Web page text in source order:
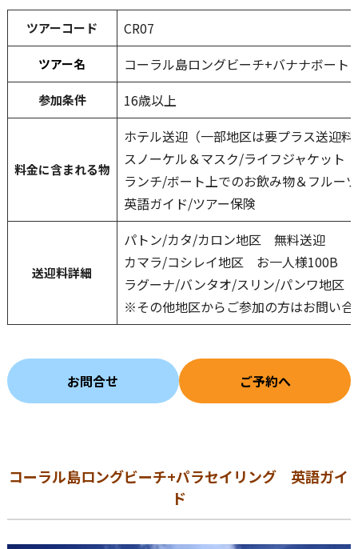
ツアーコード CR07
ツアー名 コーラル島ロングビーチ+バナナボート
参加条件 16歳以上
料金に含まれる物
ホテル送迎（一部地区は要プラス送迎料
スノーケル＆マスク/ライフジャケット
ランチ/ボート上でのお飲み物＆フルーツ
英語ガイド/ツアー保険
送迎料詳細
パトン/カタ/カロン地区 無料送迎
カマラ/コシレイ地区 お一人様100B
ラグーナ/バンタオ/スリン/パンワ地区
※その他地区からご参加の方はお問い合
お問合せ ご予約へ
コーラル島ロングビーチ+パラセイリング 英語ガイ
ド